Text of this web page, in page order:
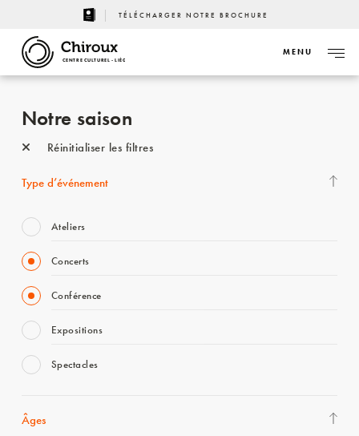
TÉLÉCHARGER NOTRE BROCHURE
CENTRE CULTUREL - LIÈGE
MENU
Notre saison
Réinitialiser les filtres
Type d’événement
Ateliers
Concerts
Conférence
Expositions
Spectacles
Âges